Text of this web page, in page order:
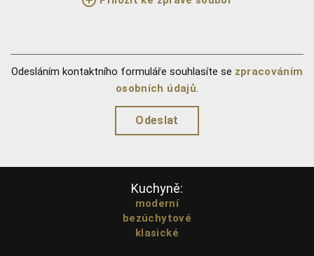
Odesláním kontaktního formuláře souhlasíte se zpracováním
osobních údajů.
Kuchyně:
moderní
bezúchytové
klasické